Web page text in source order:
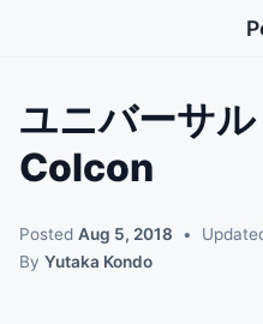
ユニバーサ
Colcon
Posted Aug 5, 2018
By Yutaka Kondo